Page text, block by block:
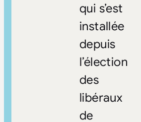
qui s’est
installée
depuis
l’élection
des
libéraux
de